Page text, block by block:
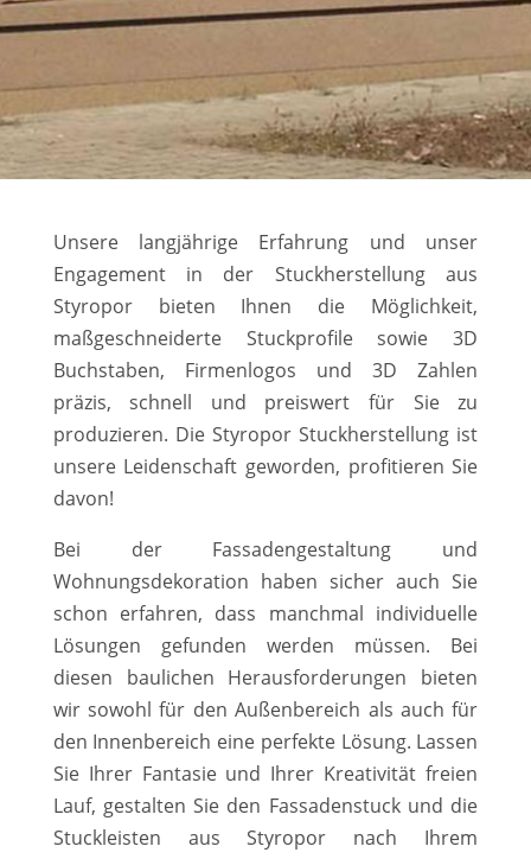
Unsere langjährige Erfahrung und unser
Engagement in der Stuckherstellung aus
Styropor bieten Ihnen die Möglichkeit,
maßgeschneiderte Stuckprofile sowie 3D
Buchstaben, Firmenlogos und 3D Zahlen
präzis, schnell und preiswert für Sie zu
produzieren. Die Styropor Stuckherstellung ist
unsere Leidenschaft geworden, profitieren Sie
davon!
Bei der Fassadengestaltung und
Wohnungsdekoration haben sicher auch Sie
schon erfahren, dass manchmal individuelle
Lösungen gefunden werden müssen. Bei
diesen baulichen Herausforderungen bieten
wir sowohl für den Außenbereich als auch für
den Innenbereich eine perfekte Lösung. Lassen
Sie Ihrer Fantasie und Ihrer Kreativität freien
Lauf, gestalten Sie den Fassadenstuck und die
Stuckleisten aus Styropor nach Ihrem